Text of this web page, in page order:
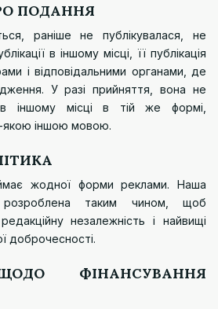
ПОДАННЯ
раніше не публікувалася, не
в іншому місці, її публікація
і відповідальними органами, де
У разі прийняття, вона не
іншому місці в тій же формі,
якою іншою мовою.
жодної форми реклами. Наша
розроблена таким чином, щоб
незалежність і найвищі
доброчесності.
ФІНАНСУВАННЯ